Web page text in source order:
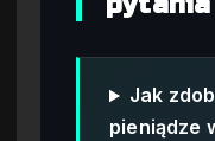
Jak
pieniądze